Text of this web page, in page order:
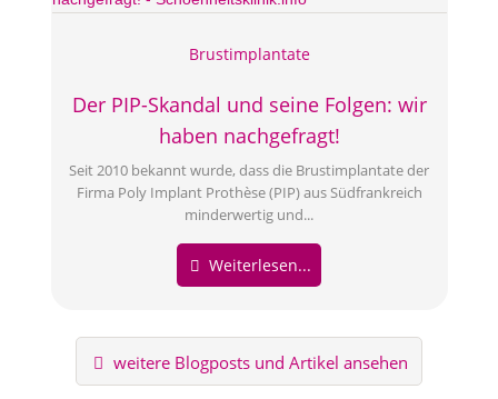
Der PIP-Skandal und seine Folgen: wir
haben nachgefragt!
Brustimplantate
Seit 2010 bekannt wurde, dass die Brustimplantate der
Firma Poly Implant Prothèse (PIP) aus Südfrankreich
minderwertig und...
Weiterlesen...
weitere Blogposts und Artikel ansehen